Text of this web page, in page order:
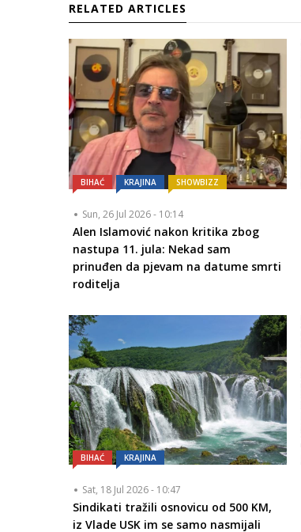
RELATED ARTICLES
BIHAĆ KRAJINA SHOWBIZZ
Sun, 26 Jul 2026 - 10:14
Alen Islamović nakon kritika zbog
nastupa 11. jula: Nekad sam
prinuđen da pjevam na datume smrti
roditelja
BIHAĆ KRAJINA
Sat, 18 Jul 2026 - 10:47
Sindikati tražili osnovicu od 500 KM,
iz Vlade USK im se samo nasmijali